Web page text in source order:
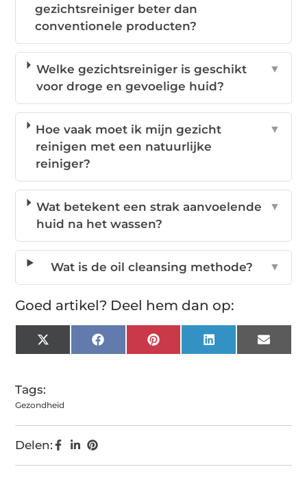
gezichtsreiniger beter dan
conventionele producten?
Welke gezichtsreiniger is geschikt
voor droge en gevoelige huid?
▼
Hoe vaak moet ik mijn gezicht
reinigen met een natuurlijke
reiniger?
▼
Wat betekent een strak aanvoelende
huid na het wassen?
▼
Wat is de oil cleansing methode? ▼
Goed artikel? Deel hem dan op:
X
(Twitter)
FacebookPinterest LinkedIn Email
Tags:
Gezondheid
Delen: